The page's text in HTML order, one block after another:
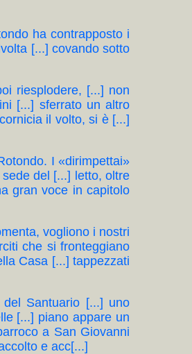
ha contrapposto i
[...] covando sotto
riesplodere, [...] non
[...] sferrato un altro
il volto, si è [...]
I «dirimpettai»
del [...] letto, oltre
gran voce in capitolo
vogliono i nostri
che si fronteggiano
Casa [...] tappezzati
Santuario [...] uno
[...] piano appare un
a San Giovanni
e acc[...]